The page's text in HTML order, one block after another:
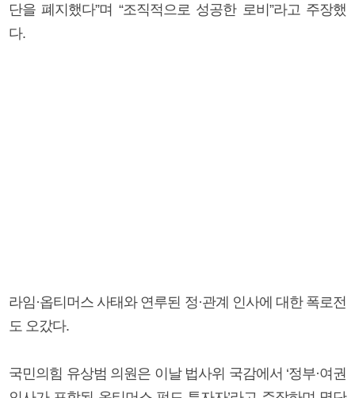
단을 폐지했다”며 “조직적으로 성공한 로비”라고 주장했
다.
라임·옵티머스 사태와 연루된 정·관계 인사에 대한 폭로전
도 오갔다.
국민의힘 유상범 의원은 이날 법사위 국감에서 ‘정부·여권